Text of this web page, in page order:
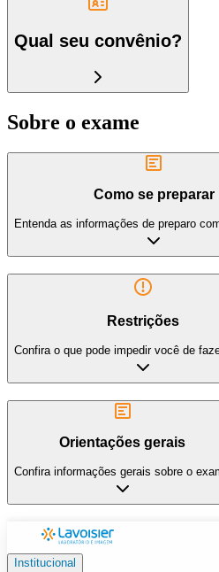
Qual seu convênio?
Sobre o exame
Como se preparar
Entenda as informações de preparo
Restrições
Confira o que pode impedir você de
Orientações gerais
Confira informações gerais sobre o
Institucional